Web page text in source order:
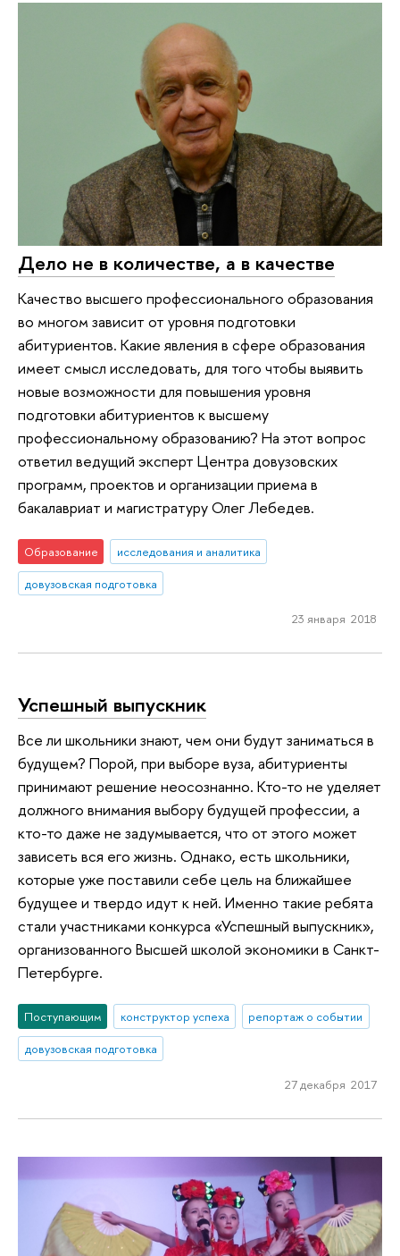
Дело не в количестве, а в качестве
Качество высшего профессионального образования
во многом зависит от уровня подготовки
абитуриентов. Какие явления в сфере образования
имеет смысл исследовать, для того чтобы выявить
новые возможности для повышения уровня
подготовки абитуриентов к высшему
профессиональному образованию? На этот вопрос
ответил ведущий эксперт Центра довузовских
программ, проектов и организации приема в
бакалавриат и магистратуру Олег Лебедев.
Образование
исследования и аналитика
довузовская подготовка
23 января 2018
Успешный выпускник
Все ли школьники знают, чем они будут заниматься в
будущем? Порой, при выборе вуза, абитуриенты
принимают решение неосознанно. Кто-то не уделяет
должного внимания выбору будущей профессии, а
кто-то даже не задумывается, что от этого может
зависеть вся его жизнь. Однако, есть школьники,
которые уже поставили себе цель на ближайшее
будущее и твердо идут к ней. Именно такие ребята
стали участниками конкурса «Успешный выпускник»,
организованного Высшей школой экономики в Санкт-
Петербурге.
Поступающим конструктор успеха
репортаж о событии
довузовская подготовка
27 декабря 2017